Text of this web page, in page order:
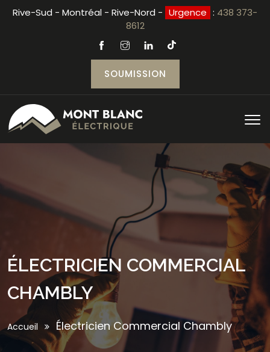
Rive-Sud - Montréal - Rive-Nord - Urgence : 438 373-
8612
SOUMISSION
ÉLECTRICIEN COMMERCIAL
CHAMBLY
Accueil Électricien Commercial Chambly